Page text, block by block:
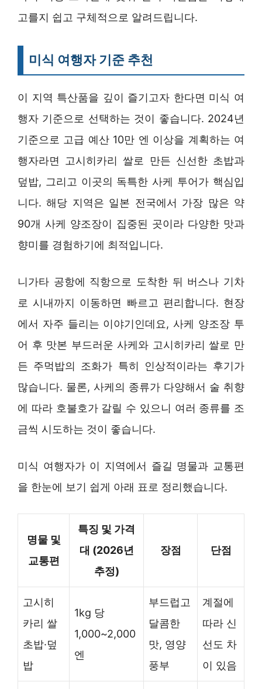
고를지 쉽고 구체적으로 알려드립니다.
미식 여행자 기준 추천
이 지역 특산품을 깊이 즐기고자 한다면 미식 여
행자 기준으로 선택하는 것이 좋습니다. 2024년
기준으로 고급 예산 10만 엔 이상을 계획하는 여
행자라면 고시히카리 쌀로 만든 신선한 초밥과
덮밥, 그리고 이곳의 독특한 사케 투어가 핵심입
니다. 해당 지역은 일본 전국에서 가장 많은 약
90개 사케 양조장이 집중된 곳이라 다양한 맛과
향미를 경험하기에 최적입니다.
니가타 공항에 직항으로 도착한 뒤 버스나 기차
로 시내까지 이동하면 빠르고 편리합니다. 현장
에서 자주 들리는 이야기인데요, 사케 양조장 투
어 후 맛본 부드러운 사케와 고시히카리 쌀로 만
든 주먹밥의 조화가 특히 인상적이라는 후기가
많습니다. 물론, 사케의 종류가 다양해서 술 취향
에 따라 호불호가 갈릴 수 있으니 여러 종류를 조
금씩 시도하는 것이 좋습니다.
미식 여행자가 이 지역에서 즐길 명물과 교통편
을 한눈에 보기 쉽게 아래 표로 정리했습니다.
명물 및
교통편
특징 및 가격
대 (2026년
추정)
장점 단점
고시히
카리 쌀
초밥·덮
밥
1kg 당
1,000~2,000
엔
부드럽고
달콤한
맛, 영양
풍부
계절에
따라 신
선도 차
이 있음